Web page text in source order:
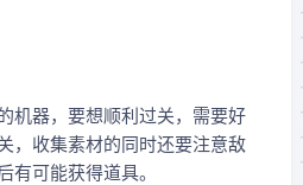
机器，要想顺利过关，需要好
，收集素材的同时还要注意敌
有可能获得道具。